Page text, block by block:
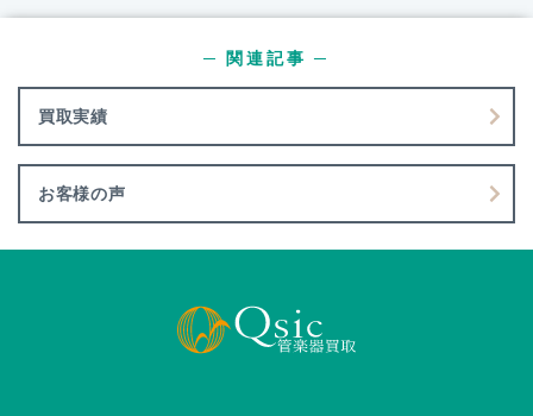
買取実績
─ 関連記事 ─
お客様の声